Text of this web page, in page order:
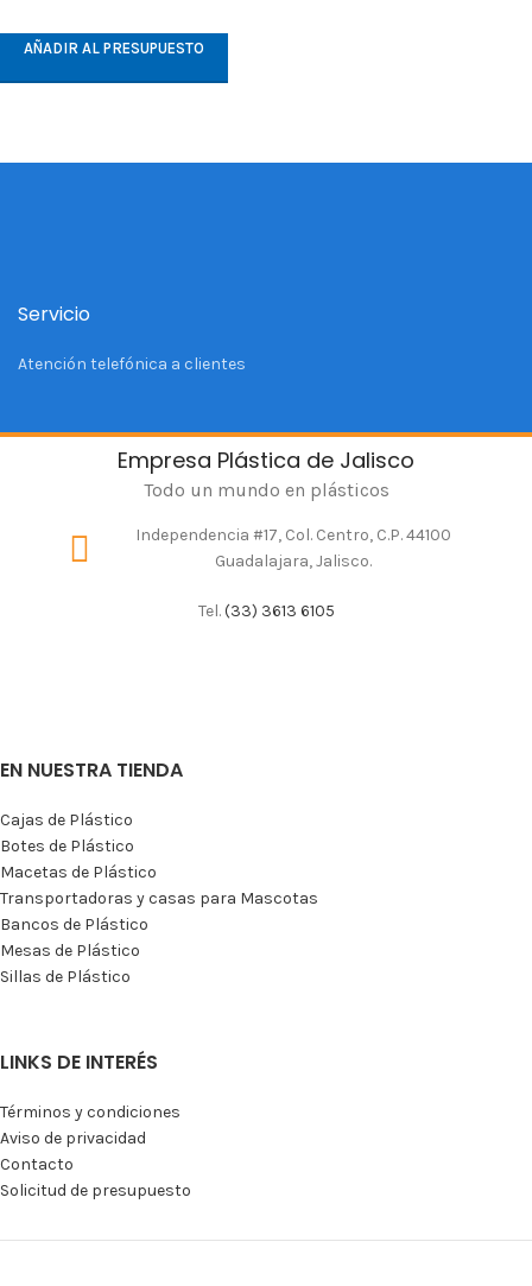
AÑADIR AL PRESUPUESTO
Servicio
Atención telefónica a clientes
Empresa Plástica de Jalisco
Todo un mundo en plásticos
Independencia #17, Col. Centro, C.P. 44100
Guadalajara, Jalisco.
Tel.(33) 3613 6105
EN NUESTRA TIENDA
Cajas de Plástico
Botes de Plástico
Macetas de Plástico
Transportadoras y casas para Mascotas
Bancos de Plástico
Mesas de Plástico
Sillas de Plástico
LINKS DE INTERÉS
Términos y condiciones
Aviso de privacidad
Contacto
Solicitud de presupuesto